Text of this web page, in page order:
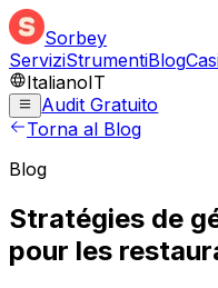
Sorbey
ServiziStrumentiBlog
ItalianoIT
Audit Gratuito
Torna al Blog
Blog
Stratégies de
pour les